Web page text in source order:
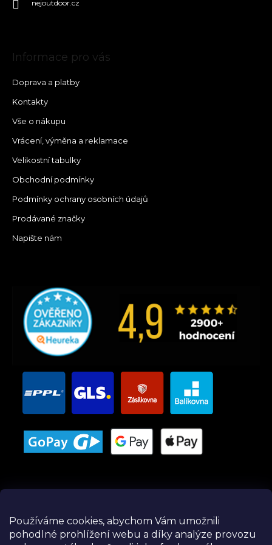
Používáme cookies, abychom Vám umožnili
pohodlné prohlížení webu a díky analýze provozu
nejoutdoor.cz
Informace pro vás
Doprava a platby
Kontakty
Vše o nákupu
Vrácení, výměna a reklamace
Velikostní tabulky
Obchodní podmínky
Podmínky ochrany osobních údajů
Prodávané značky
Napište nám
Instagram